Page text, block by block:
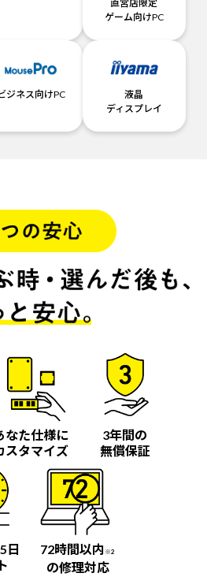
直営店限定
ゲーム向けPC
ジネス向けPC
液晶
ディスプレイ
なた仕様に
スタマイズ
3年間の
無償保証
日
72時間以内 ※2
の修理対応